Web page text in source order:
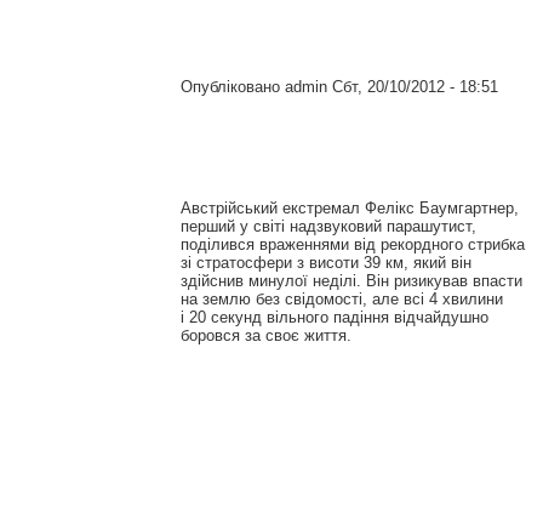
Опубліковано adminСбт, 20/10/2012 - 18:51
Австрійський екстремал Фелікс Баумгартнер,
перший у світі надзвуковий парашутист,
поділився враженнями від рекордного стрибка
зі стратосфери з висоти 39 км, який він
здійснив минулої неділі. Він ризикував впасти
на землю без свідомості, але всі 4 хвилини
і 20 секунд вільного падіння відчайдушно
боровся за своє життя.